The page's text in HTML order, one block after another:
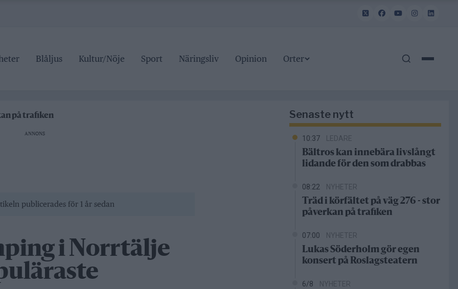
Blåljus Kultur/Nöje Sport Näringsliv Opinion Orter
hela sommaren
badhus
ANNONS
publicerades för 1 år sedan
i Norrtälje
Senaste nytt
10:37 LEDARE
Bältros kan innebära livslångt
lidande för den som drabbas
08:22 NYHETER
Träd i körfältet på väg 276 - stor
påverkan på trafiken
07:00 NYHETER
Lukas Söderholm gör egen
konsert på Roslagsteatern
6/8 NYHETER